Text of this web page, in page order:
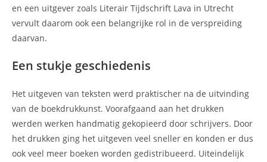
en een uitgever zoals Literair Tijdschrift Lava in Utrecht
vervult daarom ook een belangrijke rol in de verspreiding
daarvan.
Een stukje geschiedenis
Het uitgeven van teksten werd praktischer na de uitvinding
van de boekdrukkunst. Voorafgaand aan het drukken
werden werken handmatig gekopieerd door schrijvers. Door
het drukken ging het uitgeven veel sneller en konden er dus
ook veel meer boeken worden gedistribueerd. Uiteindelijk